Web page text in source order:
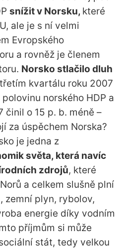
snížit v Norsku, které
ale je s ní velmi
Evropského
a rovněž je členem
Norsko stlačilo dluh
kvartálu roku 2007
norského HDP a
o 15 p. b. méně –
za úspěchem Norska?
je jedna z
světa, která navíc
zdrojů, které
a celkem slušně plní
zemní plyn, rybolov,
energie díky vodním
příjmům si může
stát, tedy velkou